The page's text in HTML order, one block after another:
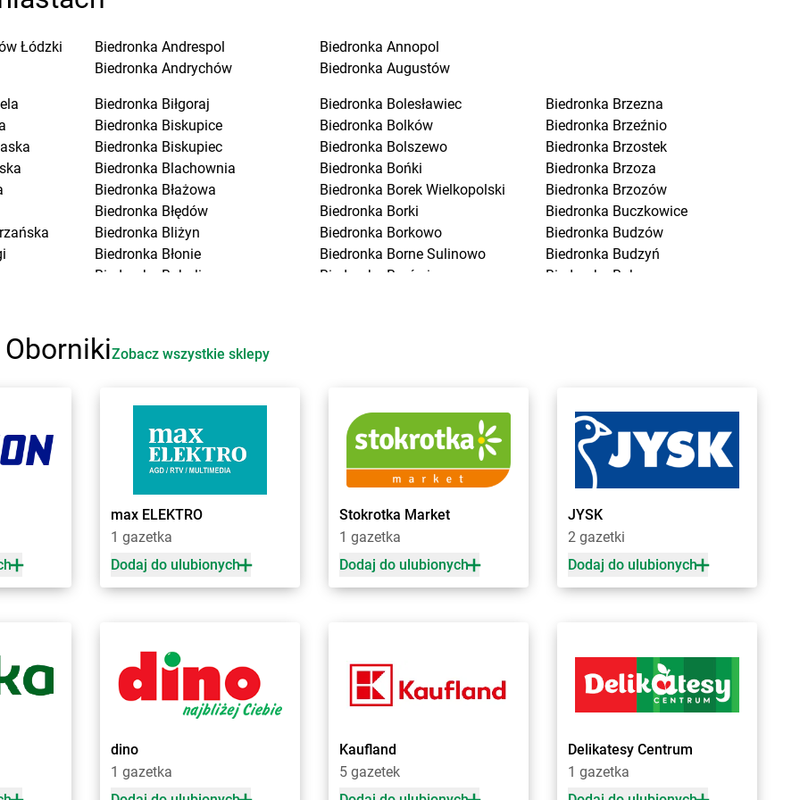
Łódzki
Biedronka Andrespol
Biedronka Andrychów
Biedronka Annopol
Biedronka Augustów
Biedronka Biłgoraj
Biedronka Biskupice
Biedronka Biskupiec
Biedronka Blachownia
Biedronka Błażowa
Biedronka Błędów
Biedronka Bliżyn
Biedronka Błonie
Biedronka
Bobolice
Biedronka
Biedronka Bochnia
Biedronka Bochotnica-Kolonia
Biedronka Bodzentyn
Biedronka Bogacica
Biedronka Bogatynia
Biedronka Boguszów-Gorce
Biedronka Bojano
Biedronka Bolesławiec
Biedronka Bolków
Biedronka Bolszewo
Biedronka Bońki
Biedronka Borek Wielkopolski
Biedronka Borki
Biedronka Borkowo
Biedronka Borne Sulinowo
Biedronka
Borówiec
Biedronka
Brwinów
Biedronka Brzeg
Biedronka Brzeg Dolny
Biedronka Brześć Kujawski
Biedronka Brzesko
Biedronka Brzeszcze
Biedronka Brzezna
Biedronka Brzeźnio
Biedronka Brzostek
Biedronka Brzoza
Biedronka Brzozów
Biedronka Buczkowice
Biedronka Budzów
Biedronka Budzyń
Biedronka
Buk
Biedronka
Biedronka
Bystrzyca Kłodzka
Biedronka Bytom
Biedronka Bytom Odrzański
Biedronka
Biedronka Chrząstowice
Biedronka Cianowice Duże
Biedronka
Ciążeń
Biedronka Ciechanów
Ciechanowiec
Biedronka
Biedronka Cieszanów
Biedronka Czaniec
Biedronka
Biedronka
Czarna Dąbrówka
Biedronka
Czarne
Biedronka Czarny Dunajec
Biedronka Czempiń
Biedronka Czersk
Biedronka Czerwieńsk
Biedronka Czerwińsk nad Wisłą
Biedronka Czerwionka-Leszczyny
Biedronka
Czerwonak
Częstochowa
Biedronka Człopa
Zobacz wszystkie sklepy
max ELEKTRO
1 gazetka
Dodaj do ulubionych
Stokrotka Market
1 gazetka
Dodaj do ulubionych
JYSK
2 gazetki
Dodaj do ulubionych
dino
1 gazetka
Kaufland
5 gazetek
Delikatesy Centrum
1 gazetka